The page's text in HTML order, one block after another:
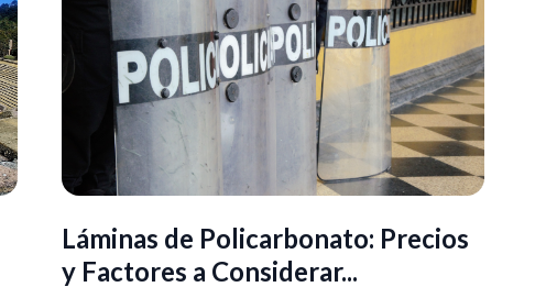
Láminas de Policarbonato: Precios
y Factores a Considerar...